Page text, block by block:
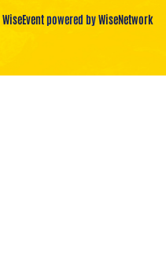
WiseEventpowered byWiseNetwork